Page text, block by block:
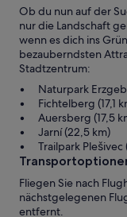
Ob du nun auf der
nur die Landschaft
wenn es dich ins
bezauberndsten
Stadtzentrum:
Naturpark
Fichtelberg (17,1
Auersberg (17,5
Jarní (22,5 km)
Trailpark Plešivec
Fliegen Sie nach
nächstgelegenen
entfernt.